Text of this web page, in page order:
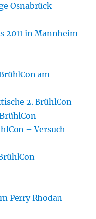
Osnabrück
2011 in Mannheim
am
2. BrühlCon
– Versuch
Perry Rhodan